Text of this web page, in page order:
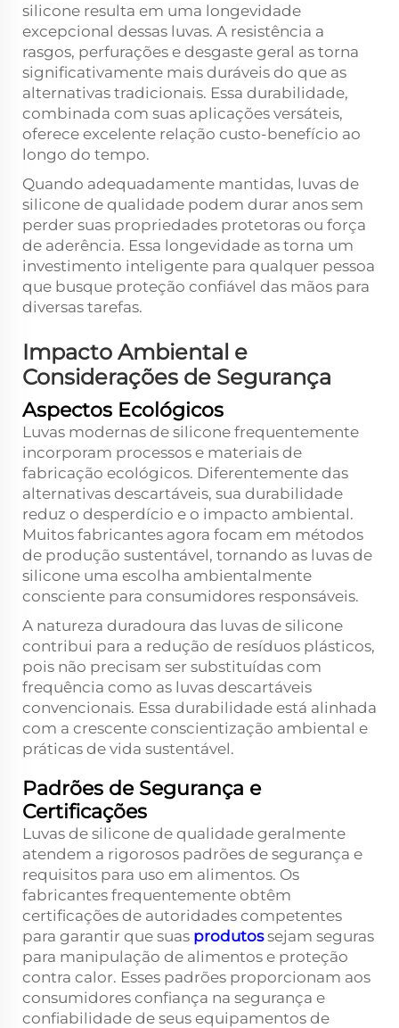
silicone resulta em uma longevidade
excepcional dessas luvas. A resistência a
rasgos, perfurações e desgaste geral as torna
significativamente mais duráveis do que as
alternativas tradicionais. Essa durabilidade,
combinada com suas aplicações versáteis,
oferece excelente relação custo-benefício ao
longo do tempo.
Quando adequadamente mantidas, luvas de
silicone de qualidade podem durar anos sem
perder suas propriedades protetoras ou força
de aderência. Essa longevidade as torna um
investimento inteligente para qualquer pessoa
que busque proteção confiável das mãos para
diversas tarefas.
Impacto Ambiental e
Considerações de Segurança
Aspectos Ecológicos
Luvas modernas de silicone frequentemente
incorporam processos e materiais de
fabricação ecológicos. Diferentemente das
alternativas descartáveis, sua durabilidade
reduz o desperdício e o impacto ambiental.
Muitos fabricantes agora focam em métodos
de produção sustentável, tornando as luvas de
silicone uma escolha ambientalmente
consciente para consumidores responsáveis.
A natureza duradoura das luvas de silicone
contribui para a redução de resíduos plásticos,
pois não precisam ser substituídas com
frequência como as luvas descartáveis
convencionais. Essa durabilidade está alinhada
com a crescente conscientização ambiental e
práticas de vida sustentável.
Padrões de Segurança e
Certificações
Luvas de silicone de qualidade geralmente
atendem a rigorosos padrões de segurança e
requisitos para uso em alimentos. Os
fabricantes frequentemente obtêm
certificações de autoridades competentes
para garantir que suas produtossejam seguras
para manipulação de alimentos e proteção
contra calor. Esses padrões proporcionam aos
consumidores confiança na segurança e
confiabilidade de seus equipamentos de